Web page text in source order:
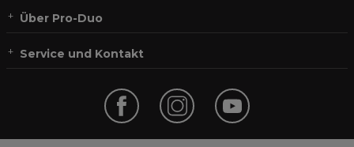
Über Pro-Duo
Service und Kontakt